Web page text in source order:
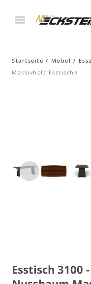
Startseite Möbel
Massivholz Esstische
Esstisch 3100